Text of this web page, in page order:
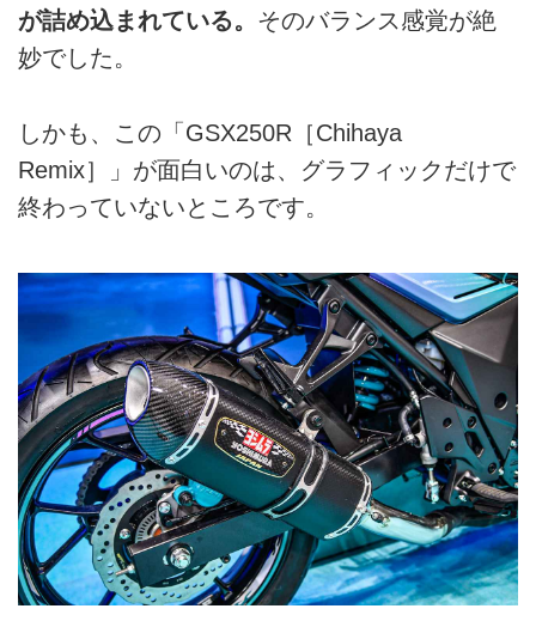
が詰め込まれている。 そのバランス感覚が絶
妙でした。
しかも、この「GSX250R［Chihaya
Remix］」が面白いのは、グラフィックだけで
終わっていないところです。